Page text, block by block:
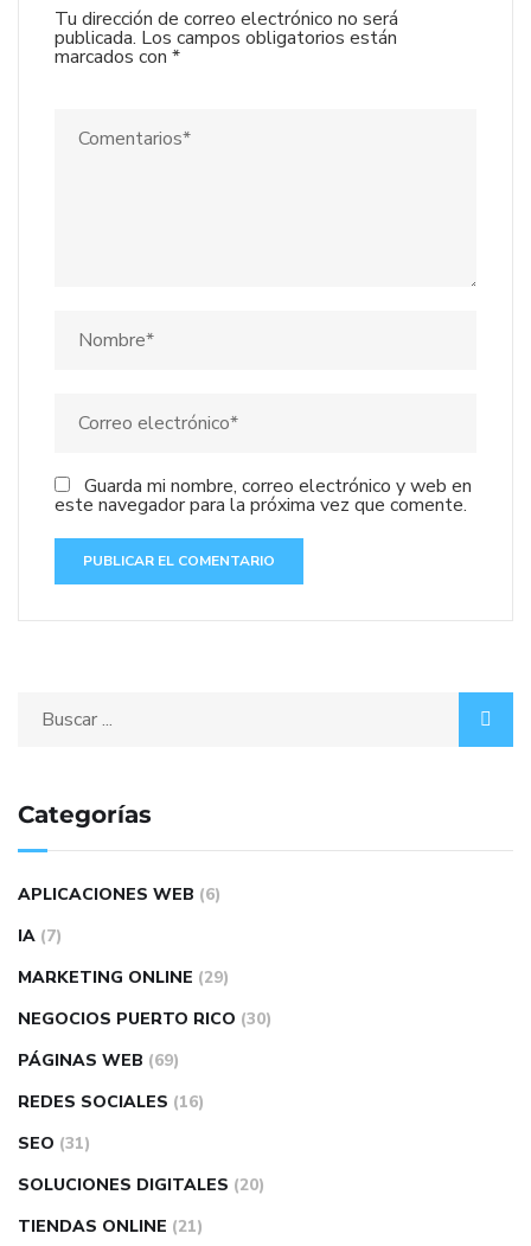
Tu dirección de correo electrónico no será
publicada. Los campos obligatorios están
marcados con *
Guarda mi nombre, correo electrónico y web en
este navegador para la próxima vez que comente.
Categorías
APLICACIONES WEB (6)
IA (7)
MARKETING ONLINE (29)
NEGOCIOS PUERTO RICO (30)
PÁGINAS WEB (69)
REDES SOCIALES (16)
SEO (31)
SOLUCIONES DIGITALES (20)
TIENDAS ONLINE (21)